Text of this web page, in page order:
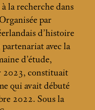
la recherche dans
par
d’histoire
avec la
d’étude,
2023, constituait
qui avait débuté
2022. Sous la